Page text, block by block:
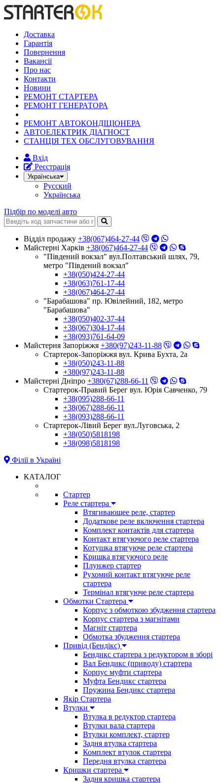
Доставка
Гарантія
Повернення
Вакансії
Про нас
Контакти
Новини
РЕМОНТ СТАРТЕРА
РЕМОНТ ГЕНЕРАТОРА
РЕМОНТ АВТОКОНДІЦІОНЕРА
АВТОЕЛЕКТРИК ДІАГНОСТ
СТАНЦІЯ ТЕХ ОБСЛУГОВУВАННЯ
Вхід
Реєстрація
Українська
Русский
Українська
Підбір по моделі авто
Відділ продажу +38(067)464-27-44
Майстерні Харків +38(067)464-27-44
"Південий вокзал" вул.Полтавський шлях, 79,
метро "Південий вокзал"
+38(050)424-27-44
+38(063)761-17-44
+38(067)464-27-44
"Барабашова" пр. Ювілейний, 182, метро
"Барабашова"
+38(050)402-37-44
+38(067)304-17-44
+38(093)761-64-09
Майстерня Запоріжжя +380(97)243-11-88
Стартерок-Запоріжжя вул. Крива Бухта, 2а
+38(050)243-11-88
+380(97)243-11-88
Майстерні Днiпро +380(67)288-66-11
Стартерок-Правий Берег вул. Юрія Савченко, 79
+38(095)288-66-11
+38(067)288-66-11
+38(093)288-66-11
Стартерок-Лівий Берег вул.Луговська, 2
+38(050)5818198
+38(098)5818198
Філії в Україні
КАТАЛОГ
Стартер
Реле стартера
Втягивающее реле, стартер
Додаткове реле включення стартера
Комплект контактів для стартера
Контакт втягуючого реле стартера
Котушка втягуюче реле стартера
Кришка втягуючого реле
Плунжер стартер
Рухомий контакт втягуюче реле
стартера
Термінал втягуюче реле стартера
Обмотки Стартера
Корпус з обмоткою збудження стартера
Корпус стартера з магнітами
Магніт стартера
Обмотка збудження стартера
Привід (Бендікс)
Бендикс стартера з редуктором в зборі
Вал Бендикс (приводу) стартера
Корпус муфти стартера
Муфта Бендикс стартера
Пружина Бендикс стартера
Якір Стартера
Втулки
Втулка в редуктор стартера
Втулки вала стартера
Втулки комплект, стартер
Задня втулка стартера
Комплект втулок стартера
Передня втулка стартера
Кришки стартера
Задня кришка стартера